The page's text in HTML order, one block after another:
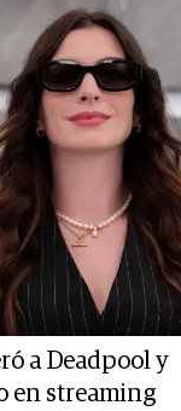
a Deadpool y
en streaming